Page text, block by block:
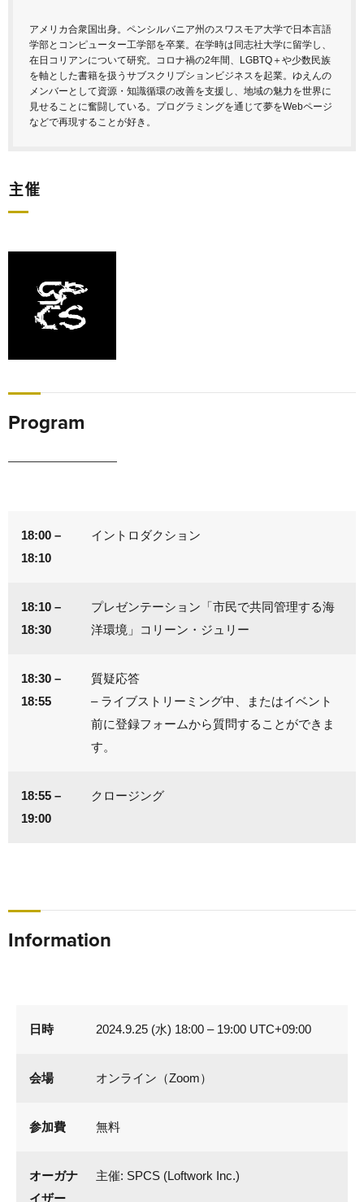
アメリカ合衆国出身。ペンシルバニア州のスワスモア大学で日本言語
学部とコンピューター工学部を卒業。在学時は同志社大学に留学し、
在日コリアンについて研究。コロナ禍の2年間、LGBTQ＋や少数民族
を軸とした書籍を扱うサブスクリプションビジネスを起業。ゆえんの
メンバーとして資源・知識循環の改善を支援し、地域の魅力を世界に
見せることに奮闘している。プログラミングを通じて夢をWebページ
などで再現することが好き。
主催
Program
18:00 –
18:10
イントロダクション
18:10 –
18:30
プレゼンテーション「市民で共同管理する海
洋環境」コリーン・ジュリー
18:30 –
18:55
質疑応答
– ライブストリーミング中、またはイベント
前に登録フォームから質問することができま
す。
18:55 –
19:00
クロージング
Information
日時 2024.9.25 (水) 18:00 – 19:00 UTC+09:00
会場 オンライン（Zoom）
参加費 無料
オーガナ
イザー
主催: SPCS (Loftwork Inc.)